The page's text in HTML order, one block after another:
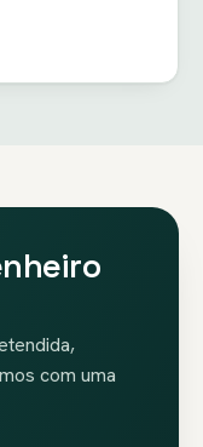
com uma